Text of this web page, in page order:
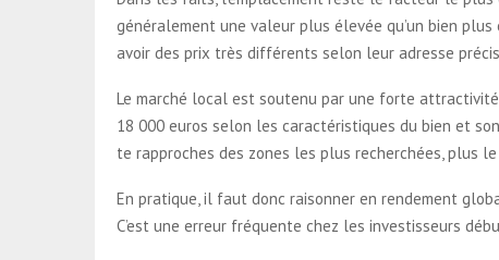
généralement une valeur plus élevée qu’un bien
avoir des prix très différents selon leur adresse
Le marché local est soutenu par une forte
18 000 euros selon les caractéristiques du bien et
te rapproches des zones les plus recherchées, plus
En pratique, il faut donc raisonner en rendement
C’est une erreur fréquente chez les investisseurs